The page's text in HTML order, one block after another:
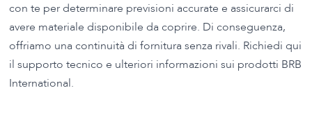
con te per determinare previsioni accurate e assicurarci di
avere materiale disponibile da coprire. Di conseguenza,
offriamo una continuità di fornitura senza rivali. Richiedi qui
il supporto tecnico e ulteriori informazioni sui prodotti BRB
International.